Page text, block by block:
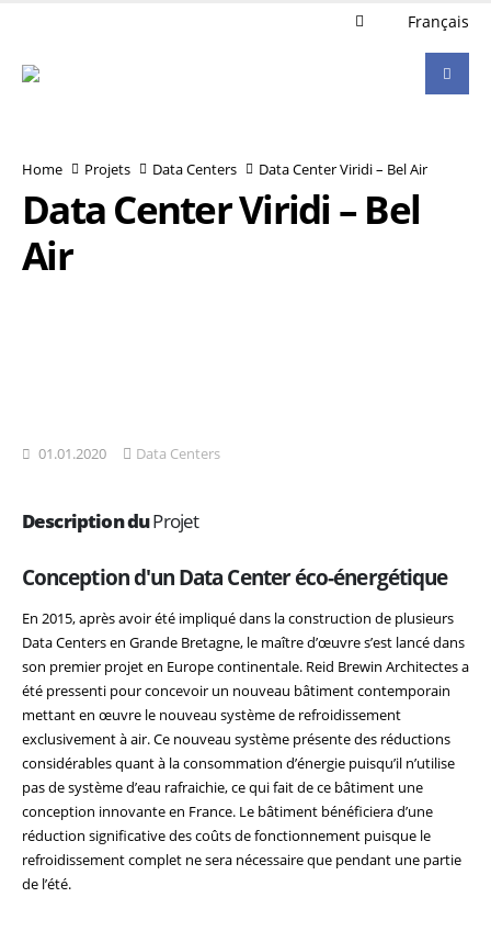
Français
Data Center Viridi – Bel
Air
Home Projets Data Centers Data Center Viridi – Bel Air
01.01.2020 Data Centers
Description duProjet
Conception d'un Data Center éco-énergétique
En 2015, après avoir été impliqué dans la construction de plusieurs
Data Centers en Grande Bretagne, le maître d’œuvre s’est lancé dans
son premier projet en Europe continentale. Reid Brewin Architectes a
été pressenti pour concevoir un nouveau bâtiment contemporain
mettant en œuvre le nouveau système de refroidissement
exclusivement à air. Ce nouveau système présente des réductions
considérables quant à la consommation d’énergie puisqu’il n’utilise
pas de système d’eau rafraichie, ce qui fait de ce bâtiment une
conception innovante en France. Le bâtiment bénéficiera d’une
réduction significative des coûts de fonctionnement puisque le
refroidissement complet ne sera nécessaire que pendant une partie
de l’été.